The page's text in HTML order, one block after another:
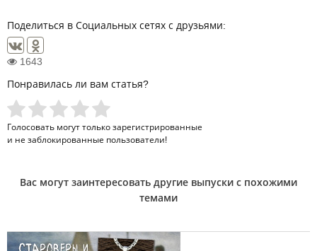
Поделиться в Социальных сетях с друзьями:
1643
Понравилась ли вам статья?
Голосовать могут только зарегистрированные
и не заблокированные пользователи!
Вас могут заинтересовать другие выпуски с похожими
темами